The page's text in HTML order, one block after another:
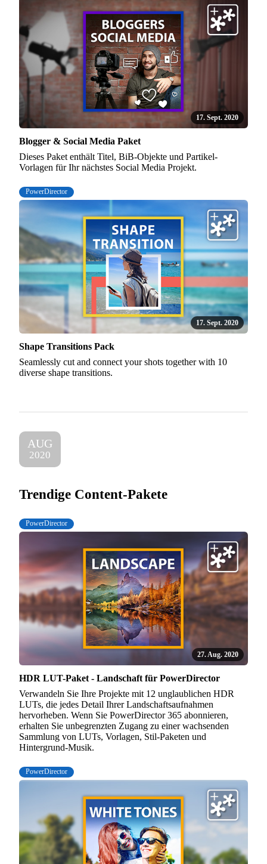
17. Sept. 2020
Blogger & Social Media Paket
Dieses Paket enthält Titel, BiB-Objekte und Partikel-
Vorlagen für Ihr nächstes Social Media Projekt.
PowerDirector
17. Sept. 2020
Shape Transitions Pack
Seamlessly cut and connect your shots together with 10
diverse shape transitions.
AUG
2020
Trendige Content-Pakete
PowerDirector
27. Aug. 2020
HDR LUT-Paket - Landschaft für PowerDirector
Verwandeln Sie Ihre Projekte mit 12 unglaublichen HDR
LUTs, die jedes Detail Ihrer Landschaftsaufnahmen
hervorheben. Wenn Sie PowerDirector 365 abonnieren,
erhalten Sie unbegrenzten Zugang zu einer wachsenden
Sammlung von LUTs, Vorlagen, Stil-Paketen und
Hintergrund-Musik.
PowerDirector